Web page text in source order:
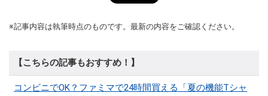
※記事内容は執筆時点のものです。最新の内容をご確認ください。
【こちらの記事もおすすめ！】
コンビニでOK？ファミマで24時間買える「夏の機能Tシャ